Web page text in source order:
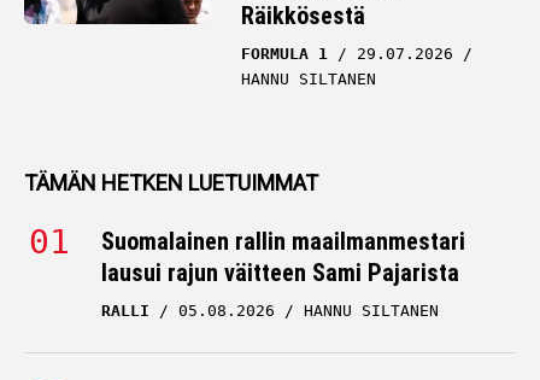
Räikkösestä
FORMULA 1
29.07.2026
HANNU SILTANEN
TÄMÄN HETKEN LUETUIMMAT
Suomalainen rallin maailmanmestari
lausui rajun väitteen Sami Pajarista
RALLI 05.08.2026 HANNU SILTANEN